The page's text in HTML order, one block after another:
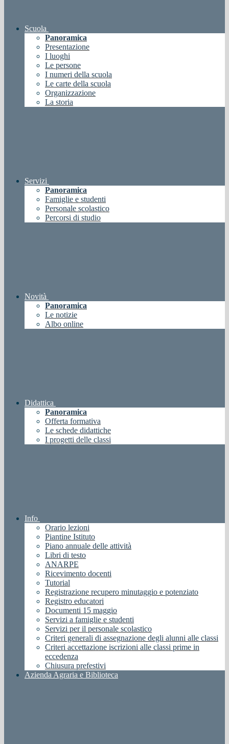
Scuola
Panoramica
Presentazione
I luoghi
Le persone
I numeri della scuola
Le carte della scuola
Organizzazione
La storia
Servizi
Panoramica
Famiglie e studenti
Personale scolastico
Percorsi di studio
Novità
Panoramica
Le notizie
Albo online
Didattica
Panoramica
Offerta formativa
Le schede didattiche
I progetti delle classi
Info
Orario lezioni
Piantine Istituto
Piano annuale delle attività
Libri di testo
ANARPE
Ricevimento docenti
Tutorial
Registrazione recupero minutaggio e potenziato
Registro educatori
Documenti 15 maggio
Servizi a famiglie e studenti
Servizi per il personale scolastico
Criteri generali di assegnazione degli alunni alle classi
Criteri accettazione iscrizioni alle classi prime in
eccedenza
Chiusura prefestivi
Azienda Agraria e Biblioteca